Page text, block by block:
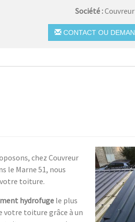
Société :
CONTACT OU
chez Couvreur
le Marne 51, nous
toiture.
hydrofuge le plus
votre toiture grâce à un